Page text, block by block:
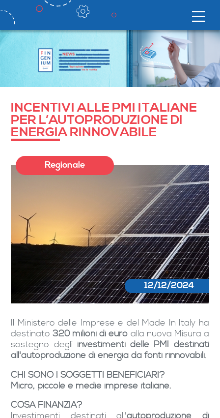
INCENTIVI ALLE PMI ITALIANE
PER L’AUTOPRODUZIONE DI
ENERGIA RINNOVABILE
Regionale
12/12/2024
Il Ministero delle Imprese e del Made In Italy ha
destinato320 milioni di euro alla nuova Misura a
sostegno degli investimenti delle PMI destinati
all'autoproduzione di energia da fonti rinnovabili.
CHI SONO I SOGGETTI BENEFICIARI?
Micro, piccole e medie imprese italiane.
COSA FINANZIA?